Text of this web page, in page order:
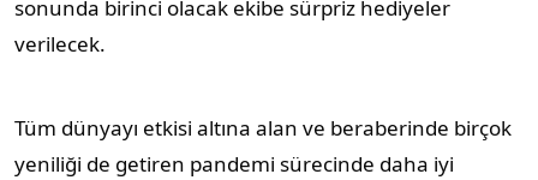
sonunda birinci olacak ekibe sürpriz hediyeler
verilecek.
Tüm dünyayı etkisi altına alan ve beraberinde birçok
yeniliği de getiren pandemi sürecinde daha iyi